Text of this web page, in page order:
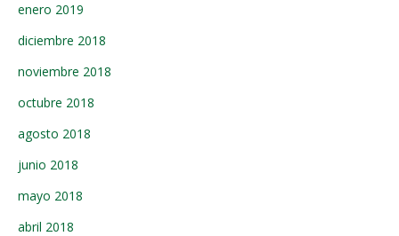
enero 2019
diciembre 2018
noviembre 2018
octubre 2018
agosto 2018
junio 2018
mayo 2018
abril 2018